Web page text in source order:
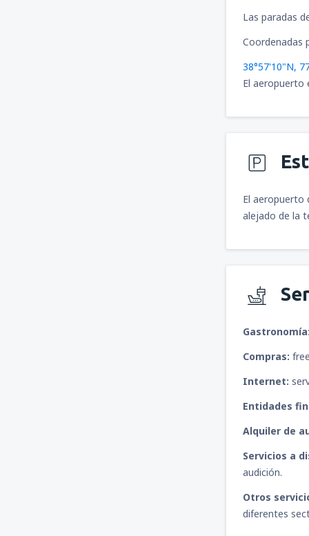
Las paradas
Coordenadas
38°57'10"N,
El aeropuerto
El aeropuerto
alejado de la
Compras:
Internet:
Entidades
Alquiler de
Servicios a
audición.
Otros
diferentes